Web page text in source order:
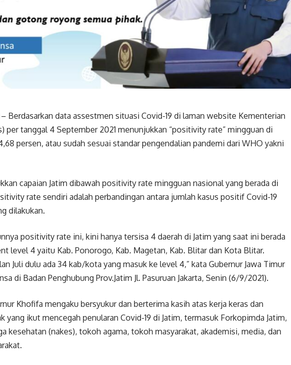
– Berdasarkan data assestmen situasi Covid-19 di laman website Kementerian
per tanggal 4 September 2021 menunjukkan “positivity rate” mingguan di
persen, atau sudah sesuai standar pengendalian pandemi dari WHO yakni
capaian Jatim dibawah positivity rate mingguan nasional yang berada di
rate sendiri adalah perbandingan antara jumlah kasus positif Covid-19
dilakukan.
positivity rate ini, kini hanya tersisa 4 daerah di Jatim yang saat ini berada
level 4 yaitu Kab. Ponorogo, Kab. Magetan, Kab. Blitar dan Kota Blitar.
Juli dulu ada 34 kab/kota yang masuk ke level 4,” kata Gubernur Jawa Timur
di Badan Penghubung Prov.Jatim Jl. Pasuruan Jakarta, Senin (6/9/2021).
Khofifa mengaku bersyukur dan berterima kasih atas kerja keras dan
yang ikut mencegah penularan Covid-19 di Jatim, termasuk Forkopimda Jatim,
kesehatan (nakes), tokoh agama, tokoh masyarakat, akademisi, media, dan